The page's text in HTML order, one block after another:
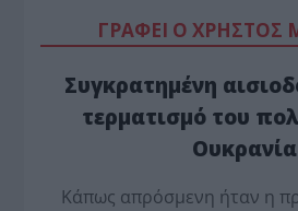
ΓΡΑΦΕΙ Ο ΧΡΗΣΤΟΣ
Συγκρατημένη
τερματισμό του
Ουκρανία
Κάπως απρόσμενη ήταν η